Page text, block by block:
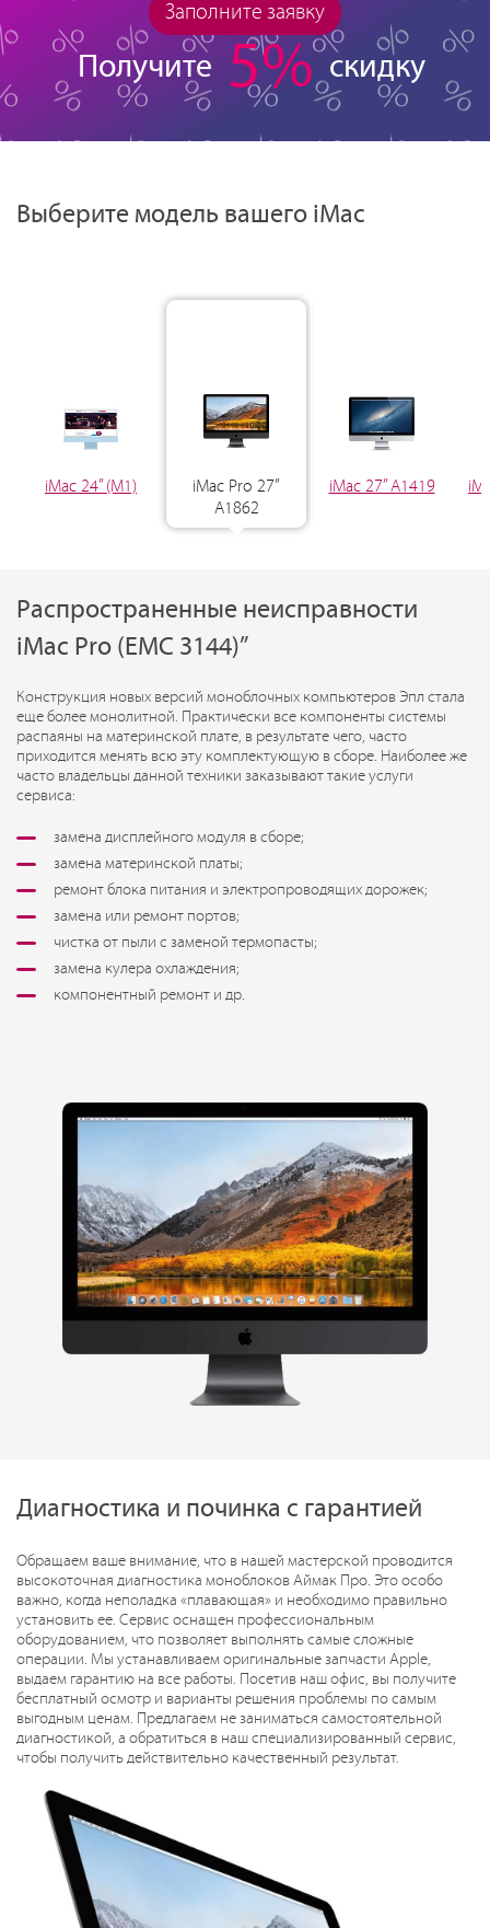
Заполните заявку
Получите 5% скидку
Выберите модель вашего iMac
iMac 24” (M1)
iMac Pro 27”
A1862
iMac 27” A1419
Распространенные неисправности
iMac Pro (EMC 3144)”
Конструкция новых версий моноблочных компьютеров Эпл стала
еще более монолитной. Практически все компоненты системы
распаяны на материнской плате, в результате чего, часто
приходится менять всю эту комплектующую в сборе. Наиболее же
часто владельцы данной техники заказывают такие услуги
сервиса:
замена дисплейного модуля в сборе;
замена материнской платы;
ремонт блока питания и электропроводящих дорожек;
замена или ремонт портов;
чистка от пыли с заменой термопасты;
замена кулера охлаждения;
компонентный ремонт и др.
Диагностика и починка с гарантией
Обращаем ваше внимание, что в нашей мастерской проводится
высокоточная диагностика моноблоков Аймак Про. Это особо
важно, когда неполадка «плавающая» и необходимо правильно
установить ее. Сервис оснащен профессиональным
оборудованием, что позволяет выполнять самые сложные
операции. Мы устанавливаем оригинальные запчасти Apple,
выдаем гарантию на все работы. Посетив наш офис, вы получите
бесплатный осмотр и варианты решения проблемы по самым
выгодным ценам. Предлагаем не заниматься самостоятельной
диагностикой, а обратиться в наш специализированный сервис,
чтобы получить действительно качественный результат.